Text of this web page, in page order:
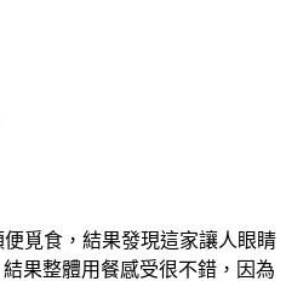
覓食，結果發現這家讓人眼睛
果整體用餐感受很不錯，因為